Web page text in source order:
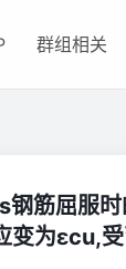
群组相关
钢筋屈服
变为εcu,